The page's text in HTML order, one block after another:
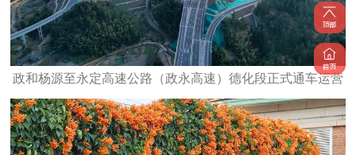
政和杨源至永定高速公路（政永高速）德化段正式通车运营